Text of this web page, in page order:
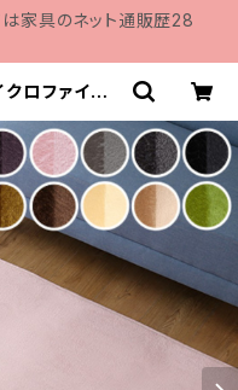
は家具のネット通販歴28
ロファイバ
ナルトレア |
MOMU